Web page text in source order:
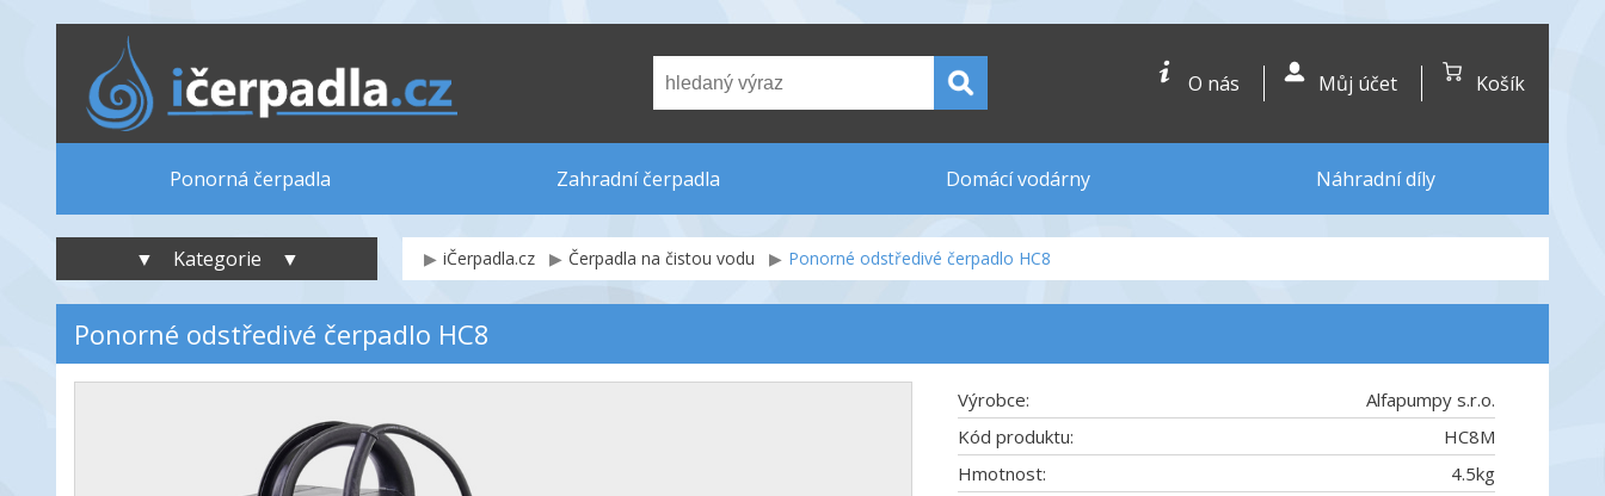
Košík
Můj účet
O nás
Ponorná čerpadla Zahradní čerpadla Domácí vodárny Náhradní díly
▼ Kategorie ▼ iČerpadla.cz Čerpadla na čistou vodu Ponorné odstředivé čerpadlo HC8
Ponorné odstředivé čerpadlo HC8
Výrobce:
Alfapumpy s.r.o.
Kód produktu:
HC8M
Hmotnost:
4.5kg